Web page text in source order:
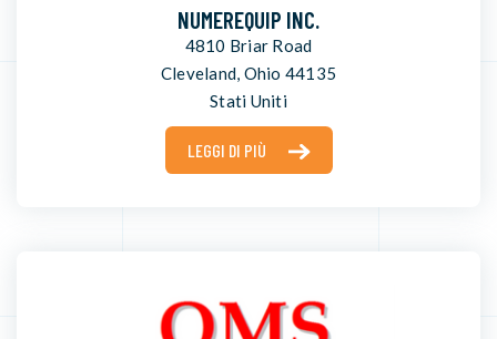
NUMEREQUIP INC.
4810 Briar Road
Cleveland, Ohio 44135
Stati Uniti
LEGGI DI PIÙ